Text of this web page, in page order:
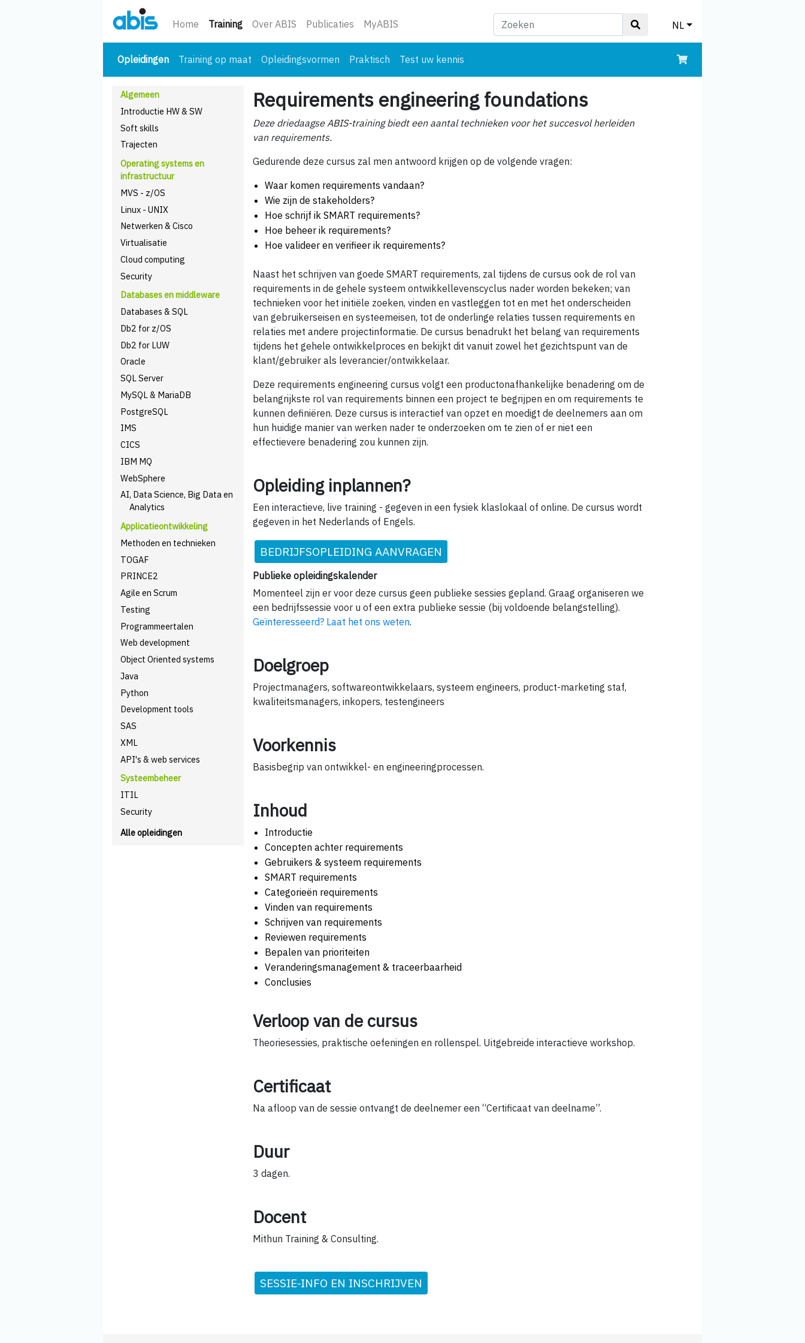
Home Training(huidige)
Over ABIS Publicaties MyABIS NL
Opleidingen(huidige)
Training op maat Opleidingsvormen Praktisch Test uw kennis
Algemeen
Introductie HW & SW
Soft skills
Trajecten
Operating systems en
infrastructuur
MVS - z/OS
Linux - UNIX
Netwerken & Cisco
Virtualisatie
Cloud computing
Security
Databases en middleware
Databases & SQL
Db2 for z/OS
Db2 for LUW
Oracle
SQL Server
MySQL & MariaDB
PostgreSQL
IMS
CICS
IBM MQ
WebSphere
AI, Data Science, Big Data en
Analytics
Applicatieontwikkeling
Methoden en technieken
TOGAF
PRINCE2
Agile en Scrum
Testing
Programmeertalen
Web development
Object Oriented systems
Java
Python
Development tools
SAS
XML
API's & web services
Systeembeheer
ITIL
Security
Alle opleidingen
Requirements engineering foundations
Deze driedaagse ABIS-training biedt een aantal technieken voor het succesvol herleiden
van requirements.
Gedurende deze cursus zal men antwoord krijgen op de volgende vragen:
Waar komen requirements vandaan?
Wie zijn de stakeholders?
Hoe schrijf ik SMART requirements?
Hoe beheer ik requirements?
Hoe valideer en verifieer ik requirements?
Naast het schrijven van goede SMART requirements, zal tijdens de cursus ook de rol van
requirements in de gehele systeem ontwikkellevenscyclus nader worden bekeken; van
technieken voor het initiële zoeken, vinden en vastleggen tot en met het onderscheiden
van gebruikerseisen en systeemeisen, tot de onderlinge relaties tussen requirements en
relaties met andere projectinformatie. De cursus benadrukt het belang van requirements
tijdens het gehele ontwikkelproces en bekijkt dit vanuit zowel het gezichtspunt van de
klant/gebruiker als leverancier/ontwikkelaar.
Deze requirements engineering cursus volgt een productonafhankelijke benadering om de
belangrijkste rol van requirements binnen een project te begrijpen en om requirements te
kunnen definiëren. Deze cursus is interactief van opzet en moedigt de deelnemers aan om
hun huidige manier van werken nader te onderzoeken om te zien of er niet een
effectievere benadering zou kunnen zijn.
Opleiding inplannen?
Een interactieve, live training - gegeven in een fysiek klaslokaal of online. De cursus wordt
gegeven in het Nederlands of Engels.
BEDRIJFSOPLEIDING AANVRAGEN
Publieke opleidingskalender
Momenteel zijn er voor deze cursus geen publieke sessies gepland. Graag organiseren we
een bedrijfssessie voor u of een extra publieke sessie (bij voldoende belangstelling).
Geïnteresseerd? Laat het ons weten.
Doelgroep
Projectmanagers, softwareontwikkelaars, systeem engineers, product-marketing staf,
kwaliteitsmanagers, inkopers, testengineers
Voorkennis
Basisbegrip van ontwikkel- en engineeringprocessen.
Inhoud
Introductie
Concepten achter requirements
Gebruikers & systeem requirements
SMART requirements
Categorieën requirements
Vinden van requirements
Schrijven van requirements
Reviewen requirements
Bepalen van prioriteiten
Veranderingsmanagement & traceerbaarheid
Conclusies
Verloop van de cursus
Theoriesessies, praktische oefeningen en rollenspel. Uitgebreide interactieve workshop.
Certificaat
Na afloop van de sessie ontvangt de deelnemer een “Certificaat van deelname”.
Duur
3 dagen.
Docent
Mithun Training & Consulting.
SESSIE-INFO EN INSCHRIJVEN